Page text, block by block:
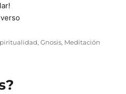
,Gnosis, Meditación